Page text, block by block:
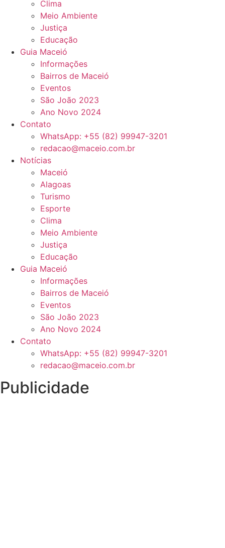
Clima
Meio Ambiente
Justiça
Educação
Guia Maceió
Informações
Bairros de Maceió
Eventos
São João 2023
Ano Novo 2024
Contato
WhatsApp: +55 (82) 99947-3201
redacao@maceio.com.br
Notícias
Maceió
Alagoas
Turismo
Esporte
Clima
Meio Ambiente
Justiça
Educação
Guia Maceió
Informações
Bairros de Maceió
Eventos
São João 2023
Ano Novo 2024
Contato
WhatsApp: +55 (82) 99947-3201
redacao@maceio.com.br
Publicidade